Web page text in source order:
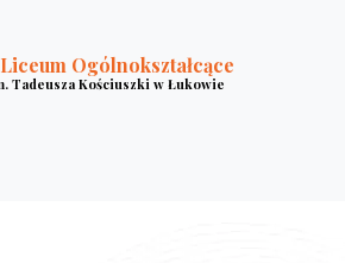
Ogólnokształcące
Tadeusza Kościuszki w Łukowie